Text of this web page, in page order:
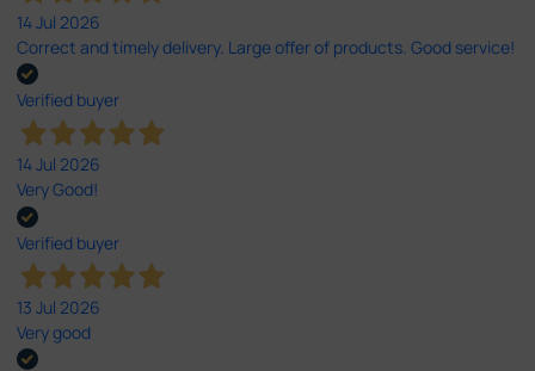
14 Jul 2026
Correct and timely delivery. Large offer of products. Good service!
Verified buyer
14 Jul 2026
Very Good!
Verified buyer
13 Jul 2026
Very good